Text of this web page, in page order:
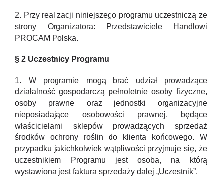
2. Przy realizacji niniejszego programu uczestniczą ze
strony Organizatora: Przedstawiciele Handlowi
PROCAM Polska.
§ 2 Uczestnicy Programu
1. W programie mogą brać udział prowadzące
działalność gospodarczą pełnoletnie osoby fizyczne,
osoby prawne oraz jednostki organizacyjne
nieposiadające osobowości prawnej, będące
właścicielami sklepów prowadzących sprzedaż
środków ochrony roślin do klienta końcowego. W
przypadku jakichkolwiek wątpliwości przyjmuje się, że
uczestnikiem Programu jest osoba, na którą
wystawiona jest faktura sprzedaży dalej „Uczestnik”.